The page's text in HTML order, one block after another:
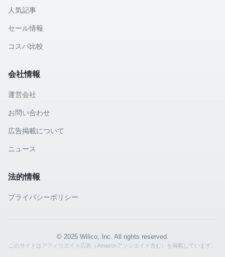
人気記事
セール情報
コスパ比較
会社情報
運営会社
お問い合わせ
広告掲載について
ニュース
法的情報
プライバシーポリシー
© 2025 Wilico, Inc. All rights reserved.
このサイトはアフィリエイト広告（Amazonアソシエイト含む）を掲載しています。